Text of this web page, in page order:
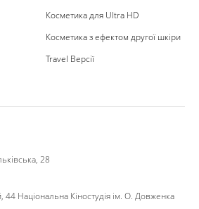
Косметика для Ultra HD
Косметика з ефектом другої шкіри
Travel Версії
28
44 Національна Кіностудія ім. О. Довженка